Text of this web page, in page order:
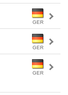
GER
GER
GER